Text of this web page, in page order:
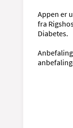
Appen er
fra
Diabetes.